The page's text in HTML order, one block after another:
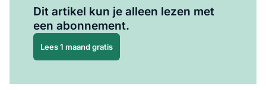
Dit artikel kun je alleen lezen met
een abonnement.
Lees 1 maand gratis